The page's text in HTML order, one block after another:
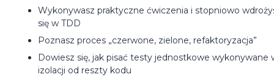
Wykonywasz praktyczne ćwiczenia i stopniowo
się w TDD
Poznasz proces „czerwone, zielone, refaktoryzacja”
Dowiesz się, jak pisać testy jednostkowe wykonywane
izolacji od reszty kodu